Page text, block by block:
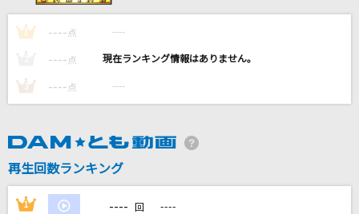
[生音]少年時代
十七の夏
桜田淳子
1 ---- 点 ----
---- 点 ----
3 ---- 点 ----
再生回数ランキング
1 ---- 回 ----